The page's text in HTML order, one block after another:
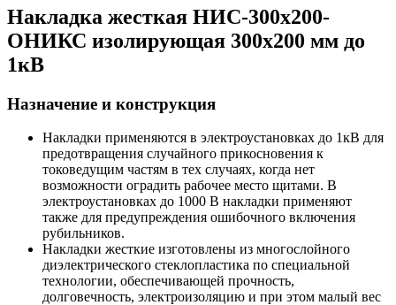
Накладка жесткая НИС-300х200-
ОНИКС изолирующая 300х200 мм до
1кВ
Назначение и конструкция
Накладки применяются в электроустановках до 1кВ для
предотвращения случайного прикосновения к
токоведущим частям в тех случаях, когда нет
возможности оградить рабочее место щитами. В
электроустановках до 1000 В накладки применяют
также для предупреждения ошибочного включения
рубильников.
Накладки жесткие изготовлены из многослойного
диэлектрического стеклопластика по специальной
технологии, обеспечивающей прочность,
долговечность, электроизоляцию и при этом малый вес